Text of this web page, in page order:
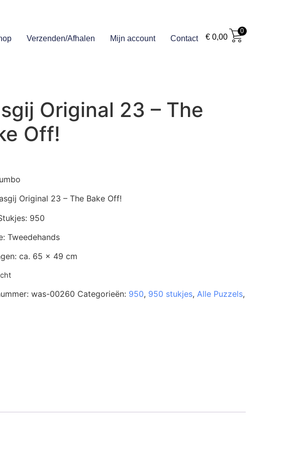
Verzenden/Afhalen Mijn account Contact €0,00
0
Original 23 – The
Off!
Original 23 – The Bake Off!
950
Tweedehands
ca. 65 x 49 cm
was-00260 Categorieën: 950, 950 stukjes, Alle Puzzels,